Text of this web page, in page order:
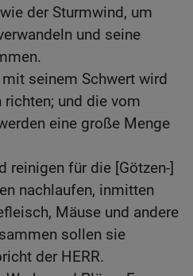
der Sturmwind, um
und seine
seinem Schwert wird
richten; und die vom
eine große Menge
reinigen für die [Götzen-]
nachlaufen, inmitten
Mäuse und andere
sollen sie
der HERR.